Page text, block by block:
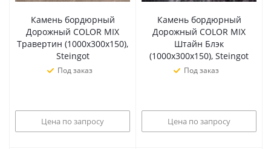
Камень бордюрный
Дорожный COLOR MIX
Травертин (1000х300х150),
Steingot
Под заказ
Цена по запросу
Камень бордюрный
Дорожный COLOR MIX
Штайн Блэк
(1000х300х150), Steingot
Под заказ
Цена по запросу